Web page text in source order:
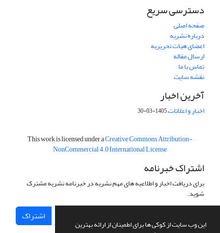
این وب سایت از کوکی ها برای اطمینان از ارائه بهترین
دسترسی سریع
صفحه اصلی
درباره نشریه
اعضای هیات تحریریه
ارسال مقاله
تماس با ما
نقشه سایت
آخرین اخبار
اخبار و اعلانات1405-03-30
This work is licensed under aCreative Commons Attribution-
NonCommercial 4.0 International License
اشتراک خبرنامه
برای دریافت اخبار و اطلاعیه های مهم نشریه در خبرنامه نشریه مشترک
شوید.
اشتراک